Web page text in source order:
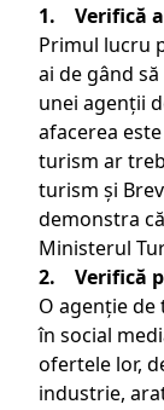
1. Verifică
Primul lucru
ai de gând
unei agenții
afacerea
turism ar
turism și
demonstra
Ministerul
2. Verifică
O agenție
în social
ofertele lor,
industrie,